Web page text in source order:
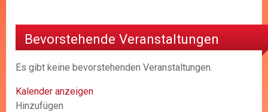
Bevorstehende Veranstaltungen
Es gibt keine bevorstehenden Veranstaltungen.
Kalender anzeigen
Hinzufügen